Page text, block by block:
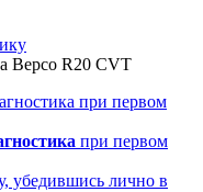
при первом